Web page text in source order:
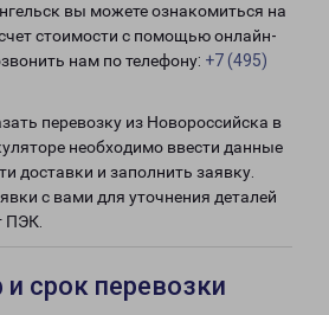
вы можете ознакомиться на
стоимости с помощью онлайн-
нам по телефону: +7 (495)
перевозку из Новороссийска в
необходимо ввести данные
доставки и заполнить заявку.
с вами для уточнения деталей
ПЭК.
и срок перевозки